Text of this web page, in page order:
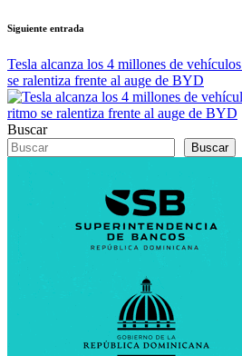
Siguiente entrada
Tesla alcanza los 4 millones de
se ralentiza frente al auge de BYD
Buscar
Buscar